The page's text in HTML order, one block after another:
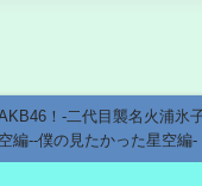
！-二代目襲名火浦氷
編--僕の見たかった星空編-